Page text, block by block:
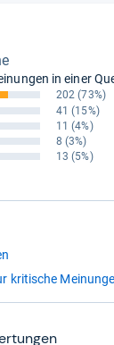
in einer
202 (73%)
41 (15%)
11 (4%)
8 (3%)
13 (5%)
kritische